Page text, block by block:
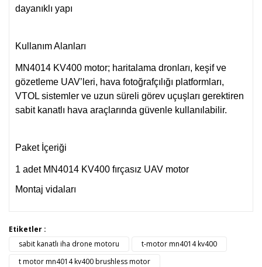
dayanıklı yapı
Kullanım Alanları
MN4014 KV400 motor; haritalama dronları, keşif ve
gözetleme UAV’leri, hava fotoğrafçılığı platformları,
VTOL sistemler ve uzun süreli görev uçuşları gerektiren
sabit kanatlı hava araçlarında güvenle kullanılabilir.
Paket İçeriği
1 adet MN4014 KV400 fırçasız UAV motor
Montaj vidaları
Bu ürüne ilk yorumu siz yapın!
Bu ürünün fiyat bilgisi, resim, ürün açıklamalarında ve diğer
konularda yetersiz gördüğünüz noktaları öneri formunu
kullanarak tarafımıza iletebilirsiniz.
Görüş ve önerileriniz için teşekkür ederiz.
Etiketler :
sabit kanatlı iha drone motoru
t-motor mn4014 kv400
t motor mn4014 kv400 brushless motor